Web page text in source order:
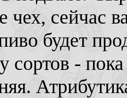
чех, сейчас
будет
сортов -